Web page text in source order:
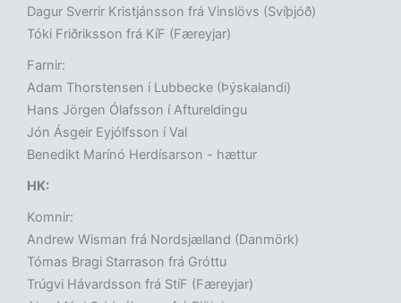
Dagur Sverrir Kristjánsson frá Vinslövs (Svíþjóð)
Tóki Friðriksson frá KíF (Færeyjar)
Farnir:
Adam Thorstensen í Lubbecke (Þýskalandi)
Hans Jörgen Ólafsson í Aftureldingu
Jón Ásgeir Eyjólfsson í Val
Benedikt Marínó Herdísarson - hættur
HK:
Komnir:
Andrew Wisman frá Nordsjælland (Danmörk)
Tómas Bragi Starrason frá Gróttu
Trúgvi Hávardsson frá StíF (Færeyjar)